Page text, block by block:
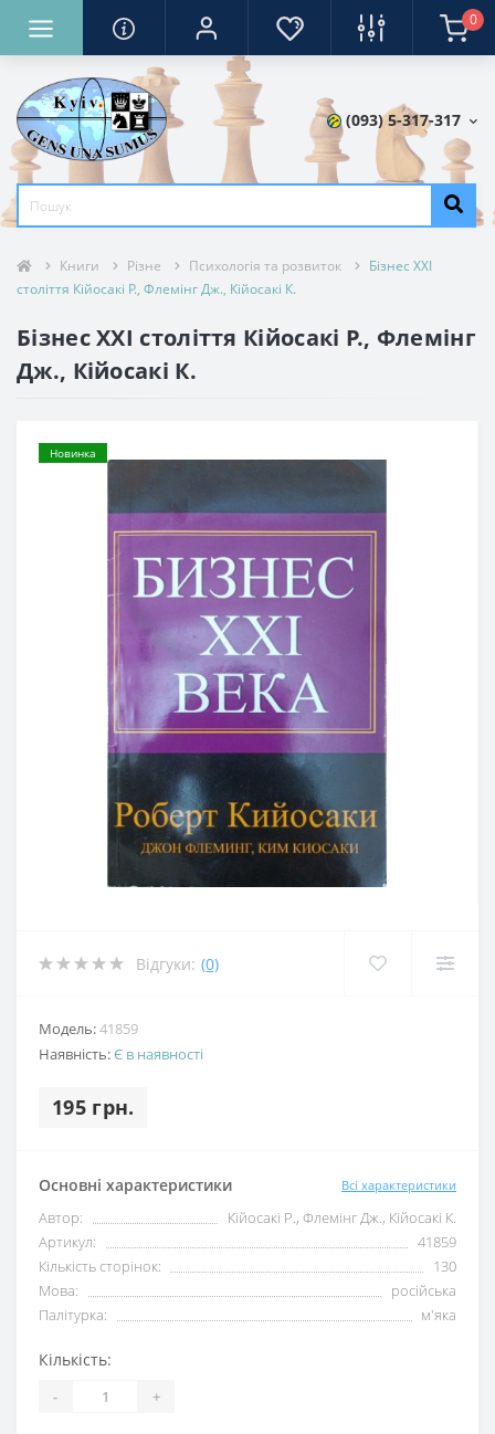
0
(093) 5-317-317
Книги Різне Психологія та розвиток
Бізнес XXI
століття Кійосакі Р., Флемінг Дж., Кійосакі К.
Бізнес XXI століття Кійосакі Р., Флемінг
Дж., Кійосакі К.
Новинка
Відгуки: (0)
Модель:41859
Наявність:Є в наявності
195 грн.
Основні характеристики Всі характеристики
Автор:
Кійосакі Р., Флемінг Дж., Кійосакі К.
Артикул:
41859
Кількість сторінок:
130
Мова:
російська
Палітурка:
м'яка
Кількість:
- +